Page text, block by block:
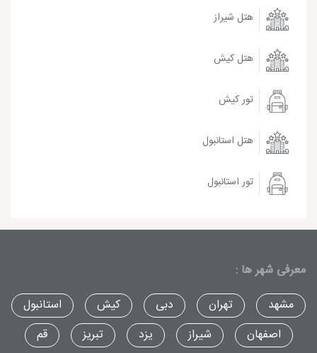
هتل شیراز
هتل کیش
تور کیش
هتل استانبول
تور استانبول
معرفی شهر ها :
مشهد
تهران دبی کیش
استانبول
اصفهان
شیراز یزد تبریز قم